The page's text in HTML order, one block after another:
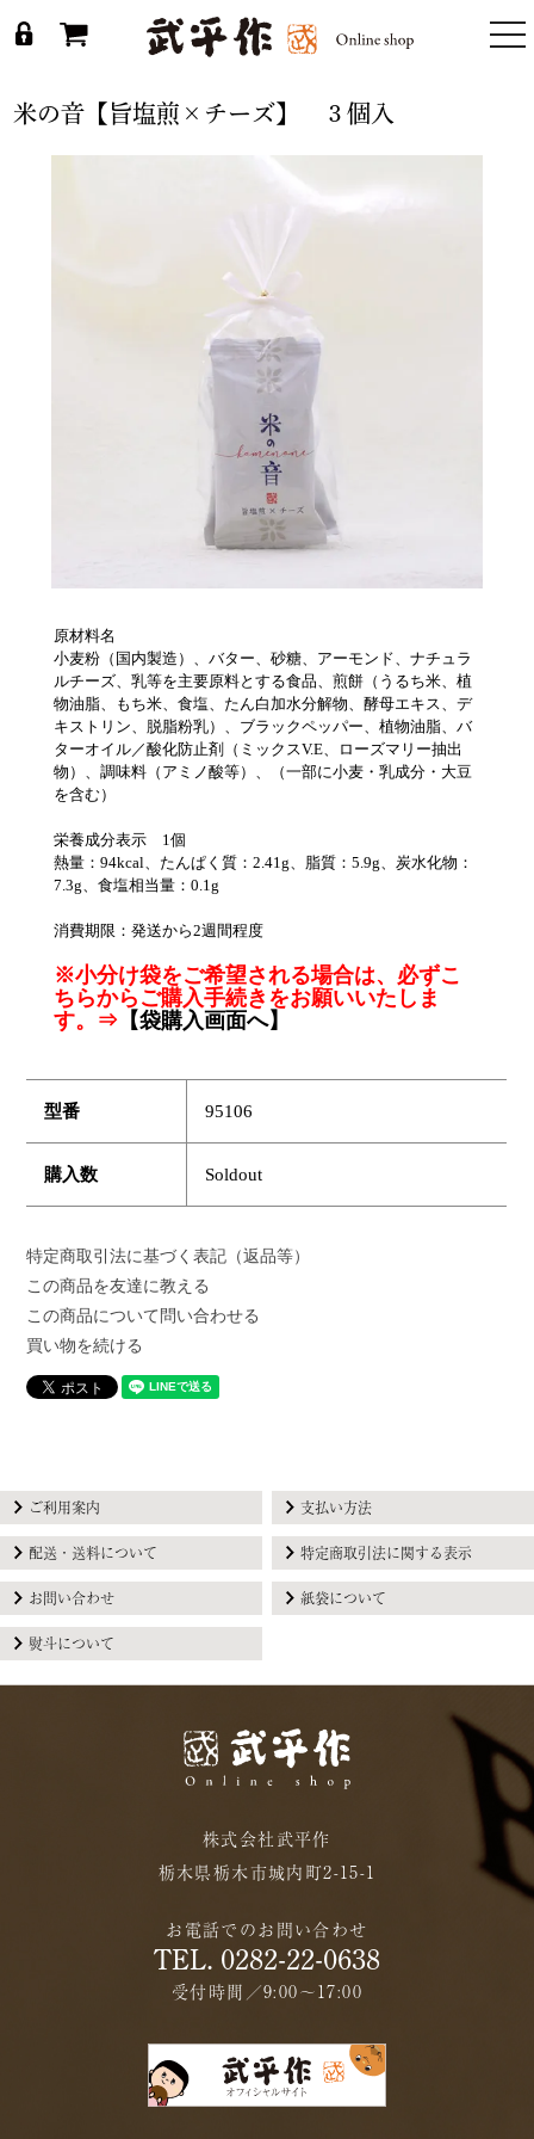
米の音【旨塩煎×チーズ】 ３個入
原材料名
小麦粉（国内製造）、バター、砂糖、アーモンド、ナチュラ
ルチーズ、乳等を主要原料とする食品、煎餅（うるち米、植
物油脂、もち米、食塩、たん白加水分解物、酵母エキス、デ
キストリン、脱脂粉乳）、ブラックペッパー、植物油脂、バ
ターオイル／酸化防止剤（ミックスV.E、ローズマリー抽出
物）、調味料（アミノ酸等）、（一部に小麦・乳成分・大豆
を含む）
栄養成分表示 1個
熱量：94kcal、たんぱく質：2.41g、脂質：5.9g、炭水化物：
7.3g、食塩相当量：0.1g
消費期限：発送から2週間程度
※小分け袋をご希望される場合は、必ずこ
ちらからご購入手続きをお願いいたしま
す。⇒【袋購入画面へ】
型番 95106
購入数 Soldout
特定商取引法に基づく表記（返品等）
この商品を友達に教える
この商品について問い合わせる
買い物を続ける
ご利用案内 支払い方法
配送・送料について 特定商取引法に関する表示
お問い合わせ 紙袋について
熨斗について
株式会社武平作
栃木県栃木市城内町2-15-1
お電話でのお問い合わせ
TEL. 0282-22-0638
受付時間／9:00〜17:00